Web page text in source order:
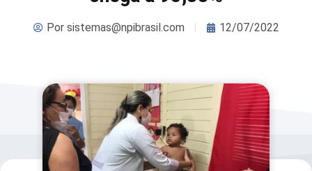
Porsistemas@npibrasil.com 12/07/2022